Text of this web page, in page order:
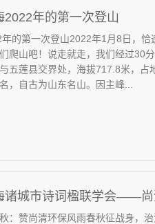
2022年的第一次登山
的第一次登山2022年1月8日，
爬山吧！说走就走，我们经过30
与五莲县交界处，海拔717.8米，
，自古为山东名山。因主峰...
诸城市诗词楹联学会——尚
：赞尚清环保风雨春秋征战身，